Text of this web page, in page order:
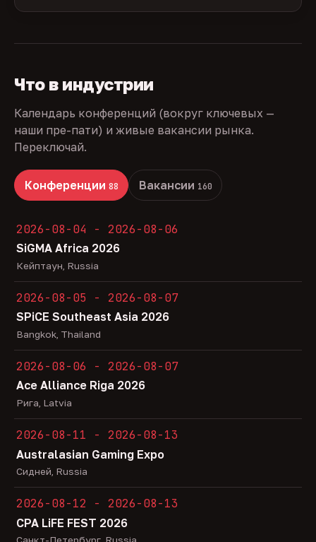
Что в индустрии
Календарь конференций (вокруг ключевых —
наши пре-пати) и живые вакансии рынка.
Переключай.
Конференции 88 Вакансии 160
2026-08-04 - 2026-08-06
SiGMA Africa 2026
Кейптаун, Russia
2026-08-05 - 2026-08-07
SPiCE Southeast Asia 2026
Bangkok, Thailand
2026-08-06 - 2026-08-07
Ace Alliance Riga 2026
Рига, Latvia
2026-08-11 - 2026-08-13
Australasian Gaming Expo
Сидней, Russia
2026-08-12 - 2026-08-13
CPA LiFE FEST 2026